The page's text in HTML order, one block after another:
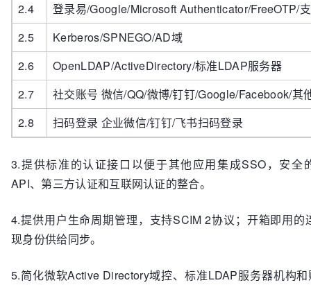
2.4
登录易/Google/Microsoft Authenticator/FreeOTP/
2.5
Kerberos/SPNEGO/AD域
2.6
OpenLDAP/ActiveDirectory/标准LDAP服务器
2.7
社交账号 微信/QQ/微博/钉钉/Google/Facebook/其
2.8
扫码登录 企业微信/钉钉/飞书扫码登录
3.提供标准的认证接口以便于其他应用集成SSO，安全
API、第三方认证和互联网认证的整合。
4.提供用户生命周期管理，支持SCIM 2协议；开箱即用的
现身份供给同步。
5.简化微软Active Directory域控、标准LDAP服务器机构